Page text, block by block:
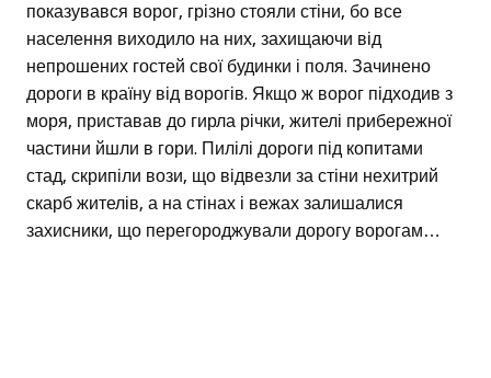
показувався ворог, грізно стояли стіни, бо все
населення виходило на них, захищаючи від
непрошених гостей свої будинки і поля. Зачинено
дороги в країну від ворогів. Якщо ж ворог підходив з
моря, приставав до гирла річки, жителі прибережної
частини йшли в гори. Пилілі дороги під копитами
стад, скрипіли вози, що відвезли за стіни нехитрий
скарб жителів, а на стінах і вежах залишалися
захисники, що перегороджували дорогу ворогам…